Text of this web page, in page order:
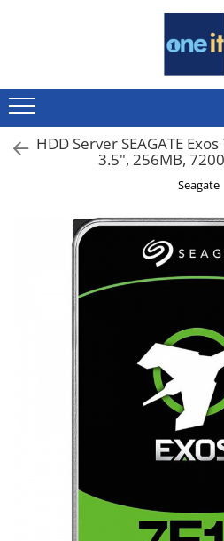
Laptop, Tablete & Telefoane
Laptop / Notebook
Notebook Consumer
Componente Laptop
Tablete & accesorii
Telefoane & accesorii
Apple AirTag
Inele Smart
Ochelari Smart
Smartphone IPhone
Sisteme Desktop & Monitoare
HDD Server SEAGATE
3.5", 256MB,
Seagate